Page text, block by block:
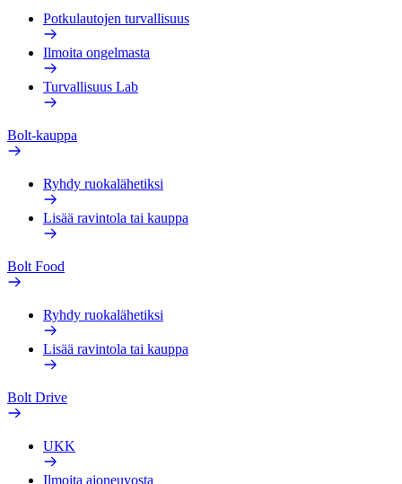
Potkulautojen turvallisuus
Ilmoita ongelmasta
Turvallisuus Lab
Bolt-kauppa
Ryhdy ruokalähetiksi
Lisää ravintola tai kauppa
Bolt Food
Ryhdy ruokalähetiksi
Lisää ravintola tai kauppa
Bolt Drive
UKK
Ilmoita ajoneuvosta